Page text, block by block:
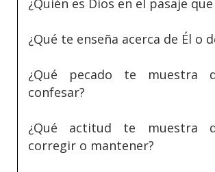
¿Quién es Dios en el pasaje
¿Qué te enseña acerca de Él o
¿Qué pecado te muestra
confesar?
¿Qué actitud te muestra
corregir o mantener?